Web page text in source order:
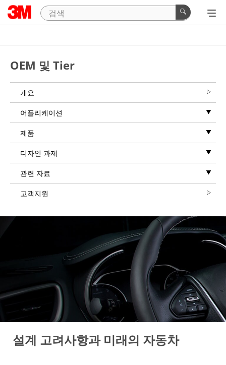
Close
3M
Automotive
OEM
&
Tier
Expert
All
fields
are
required
unless
optional
Email Address
First Name
Last Name
OEM 및 Tier
개요
어플리케이션
제품
디자인 과제
관련 자료
고객지원
설계 고려사항과 미래의 자동차